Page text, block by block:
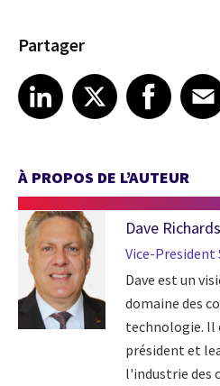
Partager
Share article on LinkedIn
LinkedIn
Share article on XShare article on Facebook
Facebook
Share
À PROPOS DE L’AUTEUR
Dave Richards
Vice-President
Dave est un
domaine des
technologie. Il
président et
l'industrie des